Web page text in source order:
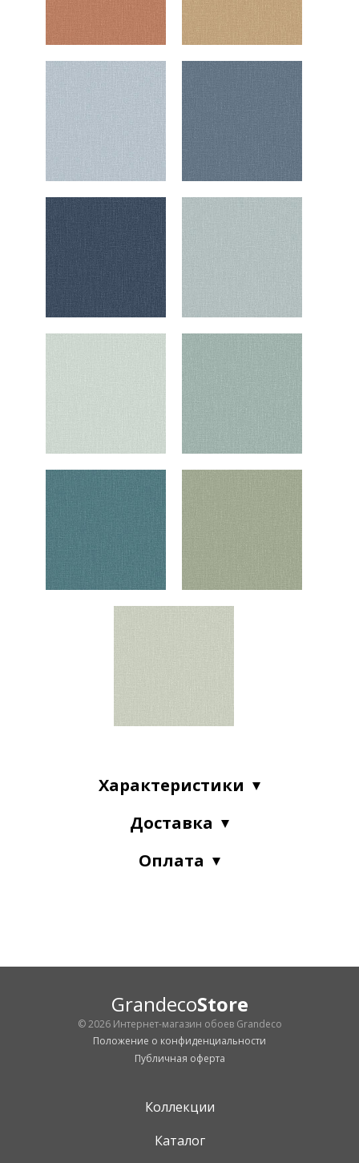
Характеристики
Доставка
Оплата
GrandecoStore
© 2026 Интернет-магазин обоев Grandeco
Положение о конфиденциальности
Публичная оферта
Коллекции
Каталог